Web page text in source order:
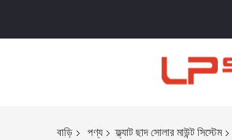
বাড়ি পণ্য ফ্ল্যাট ছাদ সোলার মাউন্ট সিস্টেম